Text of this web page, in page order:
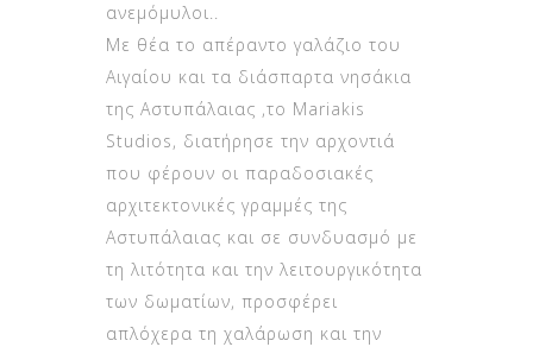
ανεμόμυλοι..
Με θέα το απέραντο γαλάζιο του
Αιγαίου και τα διάσπαρτα νησάκια
της Αστυπάλαιας ,το Mariakis
Studios, διατήρησε την αρχοντιά
που φέρουν οι παραδοσιακές
αρχιτεκτονικές γραμμές της
Αστυπάλαιας και σε συνδυασμό με
τη λιτότητα και την λειτουργικότητα
των δωματίων, προσφέρει
απλόχερα τη χαλάρωση και την